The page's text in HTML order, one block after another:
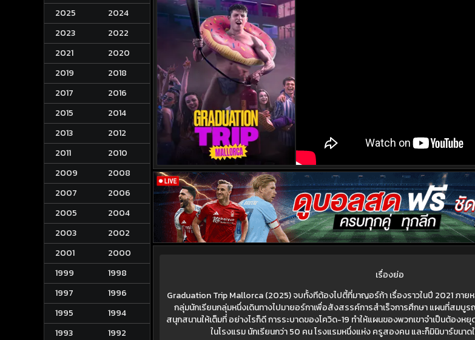
2025
2024
2023
2022
2021
2020
2019
2018
2017
2016
2015
2014
2013
2012
2011
2010
2009
2008
2007
2006
2005
2004
2003
2002
2001
2000
1999
1998
1997
1996
1995
1994
1993
1992
เรื่องย่อ
Graduation Trip Mallorca (2025) จบทั้งทีต้องไปตี้ที่มาญอร์ก้า เรื่องราวในปี 2021 ภาย
กลุ่มนักเรียนกลุ่มหนึ่งเดินทางไปมายอร์กาเพื่อสังสรรค์การสำเร็จการศึกษา แผนที่สมบูร
สนุกสนานให้เต็มที่ อย่างไรก็ดี การระบาดของโควิด-19 ทำให้แผนของพวกเขาจำเป็นต้องห
ในโรงแรม นักเรียนกว่า 50 คน โรงแรมหนึ่งแห่ง ครูสองคน และก็มินิบาร์ขนา